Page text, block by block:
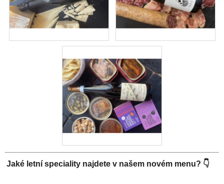
Jaké letní speciality najdete v našem novém menu? 👇